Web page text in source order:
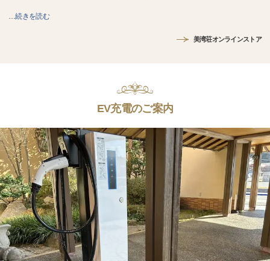
…続きを読む
美湾荘オンラインストア
EV充電のご案内